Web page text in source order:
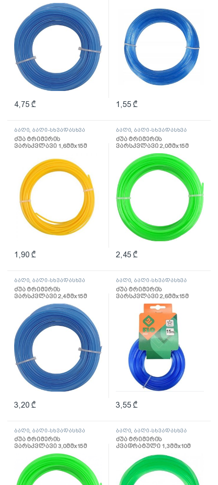
4,75 ₾ 1,55 ₾
ბაღი ბაღი-სხვადასხვა
ძუა ტრიმერის
ვარსკვლავი 1,6მმх15მ
1,90 ₾
ბაღი ბაღი-სხვადასხვა
ძუა ტრიმერის
ვარსკვლავი 2,0მმх15მ
2,45 ₾
ბაღი ბაღი-სხვადასხვა
ძუა ტრიმერის
ვარსკვლავი 2,4მმх15მ
3,20 ₾
ბაღი ბაღი-სხვადასხვა
ძუა ტრიმერის
ვარსკვლავი 2,6მმх15მ
3,55 ₾
ბაღი ბაღი-სხვადასხვა
ძუა ტრიმერის
ვარსკვლავი 3,0მმх15მ
ბაღი ბაღი-სხვადასხვა
ძუა ტრიმერის
კვადრატული 1,3მმх10მ